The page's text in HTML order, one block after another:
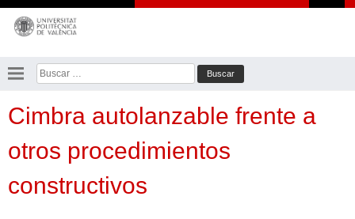
Saltar
contenido
Buscar:
Cimbra autolanzable frente a
otros procedimientos
constructivos